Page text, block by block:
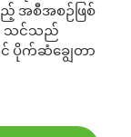
အစီအစဉ်ဖြစ်
င့် သင်သည်
င် ပိုက်ဆံချွေတာ